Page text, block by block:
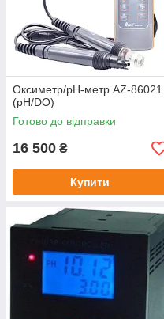
Оксиметр/pH-метр AZ-86021
(pH/DO)
Готово до відправки
16 500 ₴
Купити